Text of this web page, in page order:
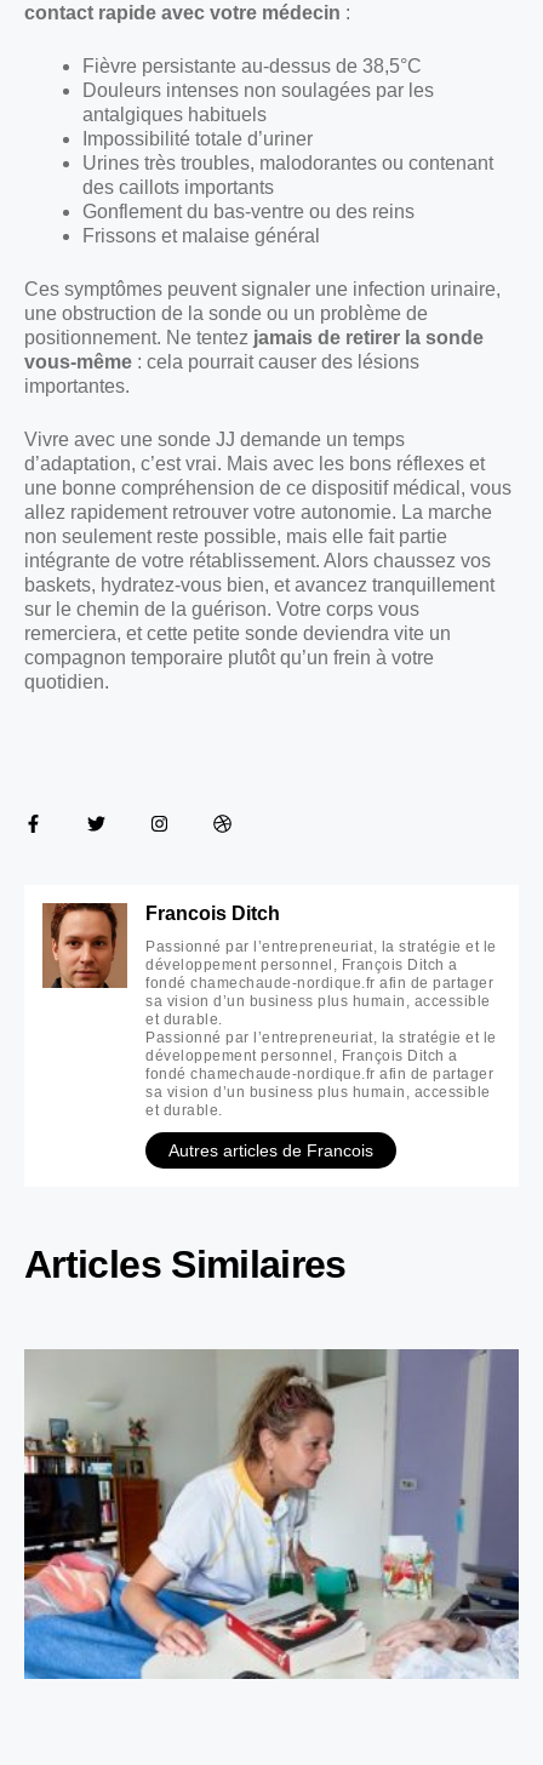
contact rapide avec votre médecin :
Fièvre persistante au-dessus de 38,5°C
Douleurs intenses non soulagées par les
antalgiques habituels
Impossibilité totale d’uriner
Urines très troubles, malodorantes ou contenant
des caillots importants
Gonflement du bas-ventre ou des reins
Frissons et malaise général
Ces symptômes peuvent signaler une infection urinaire,
une obstruction de la sonde ou un problème de
positionnement. Ne tentez jamais de retirer la sonde
vous-même : cela pourrait causer des lésions
importantes.
Vivre avec une sonde JJ demande un temps
d’adaptation, c’est vrai. Mais avec les bons réflexes et
une bonne compréhension de ce dispositif médical, vous
allez rapidement retrouver votre autonomie. La marche
non seulement reste possible, mais elle fait partie
intégrante de votre rétablissement. Alors chaussez vos
baskets, hydratez-vous bien, et avancez tranquillement
sur le chemin de la guérison. Votre corps vous
remerciera, et cette petite sonde deviendra vite un
compagnon temporaire plutôt qu’un frein à votre
quotidien.
Francois Ditch
Passionné par l’entrepreneuriat, la stratégie et le
développement personnel, François Ditch a
fondé chamechaude-nordique.fr afin de partager
sa vision d’un business plus humain, accessible
et durable.
Passionné par l’entrepreneuriat, la stratégie et le
développement personnel, François Ditch a
fondé chamechaude-nordique.fr afin de partager
sa vision d’un business plus humain, accessible
et durable.
Autres articles de Francois
Articles Similaires